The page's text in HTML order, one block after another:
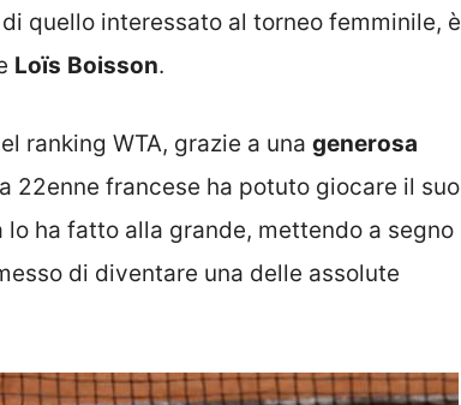
quello interessato al torneo femminile, è
Loïs Boisson.
ranking WTA, grazie a una generosa
22enne francese ha potuto giocare il suo
ha fatto alla grande, mettendo a segno
di diventare una delle assolute